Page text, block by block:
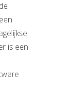
is een